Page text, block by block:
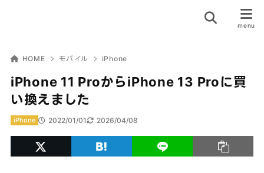
HOME モバイル iPhone
iPhone 11 ProからiPhone 13 Proに買
い換えました
2022/01/01 2026/04/08
iPhone